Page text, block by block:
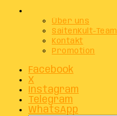
Über uns
SaitenKult-Team
Kontakt
Promotion
Facebook
X
Instagram
Telegram
WhatsApp